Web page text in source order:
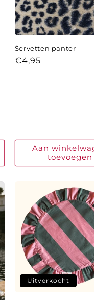
Servetten panter
Normale
€4,95
Aan
toevoegen
Uitverkocht